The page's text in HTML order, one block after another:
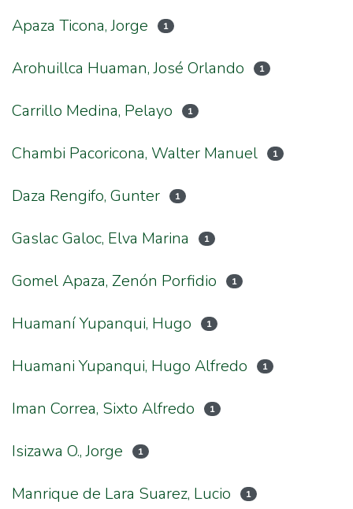
Apaza Ticona, Jorge 1
Arohuillca Huaman, José Orlando 1
Carrillo Medina, Pelayo 1
Chambi Pacoricona, Walter Manuel 1
Daza Rengifo, Gunter 1
Gaslac Galoc, Elva Marina 1
Gomel Apaza, Zenón Porfidio 1
Huamaní Yupanqui, Hugo 1
Huamani Yupanqui, Hugo Alfredo 1
Iman Correa, Sixto Alfredo 1
Isizawa O., Jorge 1
Manrique de Lara Suarez, Lucio 1